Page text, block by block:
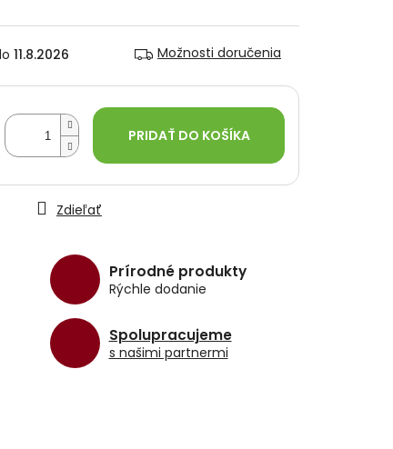
11.8.2026 Možnosti doručenia
PRIDAŤ DO KOŠÍKA
Prírodné produkty
Rýchle dodanie
Spolupracujeme
s našimi partnermi
Zdieľať